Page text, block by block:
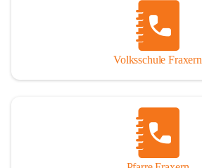
Volksschule Fraxern